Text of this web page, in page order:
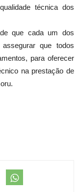
técnica dos
que cada um dos
que todos
para oferecer
na prestação de